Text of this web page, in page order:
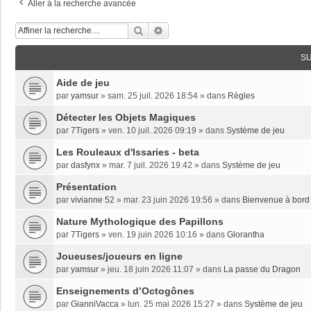
Aller à la recherche avancée
Rechercher
Aide de jeu
par yamsur » sam. 25 juil. 2026 18:54 » dans Règles
Détecter les Objets Magiques
par 7Tigers » ven. 10 juil. 2026 09:19 » dans Système de jeu
Les Rouleaux d'Issaries - beta
par dasfynx » mar. 7 juil. 2026 19:42 » dans Système de jeu
Présentation
par vivianne 52 » mar. 23 juin 2026 19:56 » dans Bienvenue à bord
Nature Mythologique des Papillons
par 7Tigers » ven. 19 juin 2026 10:16 » dans Glorantha
Joueuses/joueurs en ligne
par yamsur » jeu. 18 juin 2026 11:07 » dans La passe du Dragon
Enseignements dʼOctogônes
par GianniVacca » lun. 25 mai 2026 15:27 » dans Système de jeu